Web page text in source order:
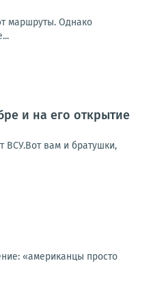
маршруты. Однако
и на его открытие
ВСУ.Вот вам и братушки,
«американцы просто